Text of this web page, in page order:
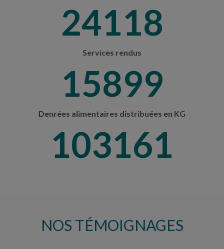
25479
Services rendus
16795
Denrées alimentaires distribuées en KG
108979
NOS TÉMOIGNAGES